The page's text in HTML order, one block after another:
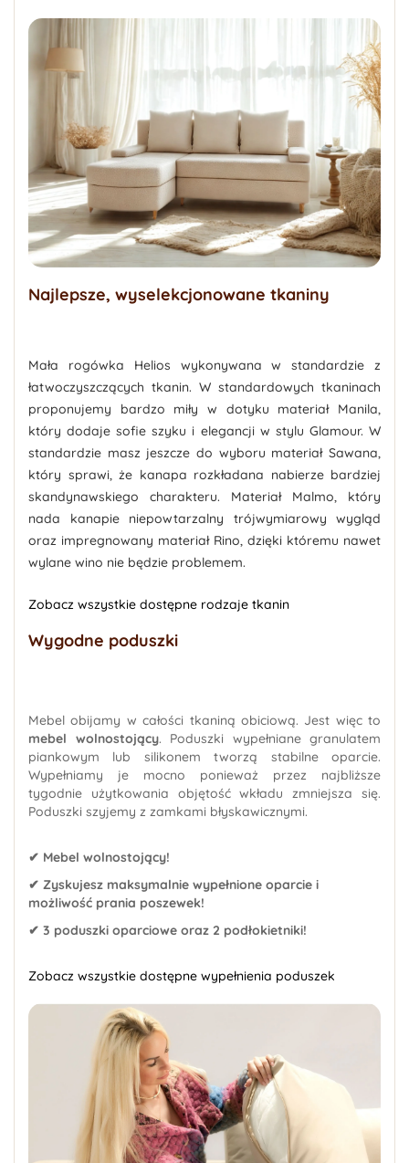
Najlepsze, wyselekcjonowane tkaniny
Mała rogówka Helios wykonywana w standardzie z
łatwoczyszczących tkanin. W standardowych tkaninach
proponujemy bardzo miły w dotyku materiał Manila,
który dodaje sofie szyku i elegancji w stylu Glamour. W
standardzie masz jeszcze do wyboru materiał Sawana,
który sprawi, że kanapa rozkładana nabierze bardziej
skandynawskiego charakteru. Materiał Malmo, który
nada kanapie niepowtarzalny trójwymiarowy wygląd
oraz impregnowany materiał Rino, dzięki któremu nawet
wylane wino nie będzie problemem.
Zobacz wszystkie dostępne rodzaje tkanin
Wygodne poduszki
Mebel obijamy w całości tkaniną obiciową. Jest więc to
mebel wolnostojący. Poduszki wypełniane granulatem
piankowym lub silikonem tworzą stabilne oparcie.
Wypełniamy je mocno ponieważ przez najbliższe
tygodnie użytkowania objętość wkładu zmniejsza się.
Poduszki szyjemy z zamkami błyskawicznymi.
✔ Mebel wolnostojący!
✔ Zyskujesz maksymalnie wypełnione oparcie i
możliwość prania poszewek!
✔ 3 poduszki oparciowe oraz 2 podłokietniki!
Zobacz wszystkie dostępne wypełnienia poduszek